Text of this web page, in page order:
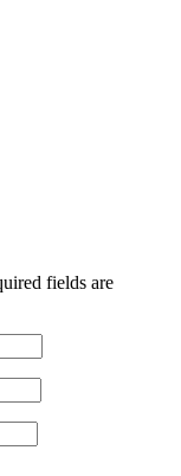
fields are